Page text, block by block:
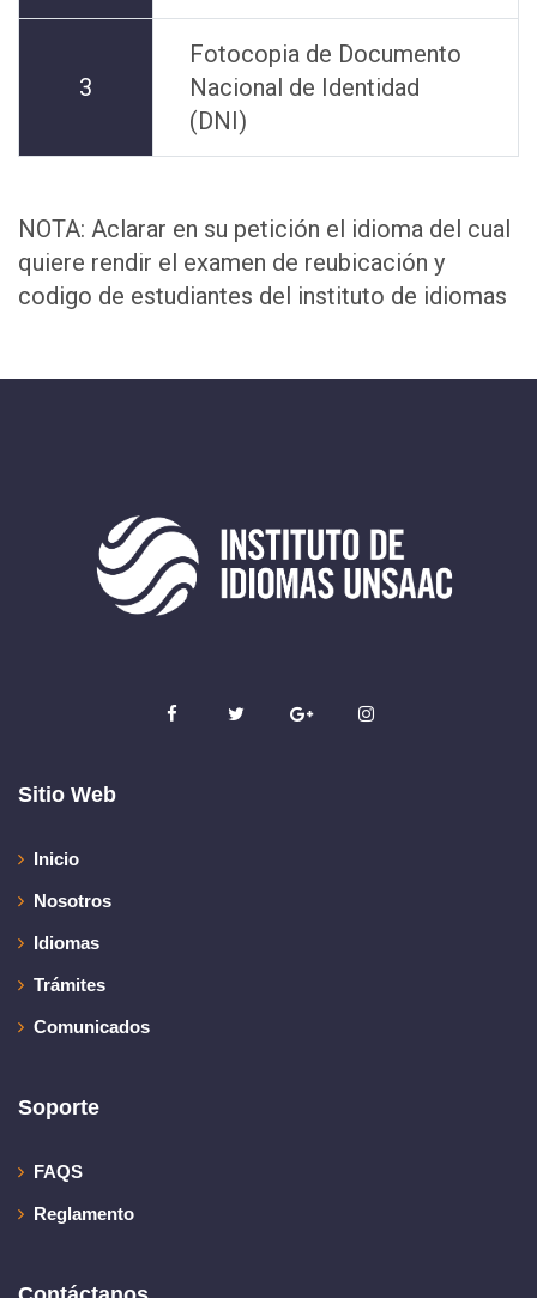
3
Fotocopia de Documento
Nacional de Identidad
(DNI)
NOTA: Aclarar en su petición el idioma del cual
quiere rendir el examen de reubicación y
codigo de estudiantes del instituto de idiomas
Sitio Web
Inicio
Nosotros
Idiomas
Trámites
Comunicados
Soporte
FAQS
Reglamento